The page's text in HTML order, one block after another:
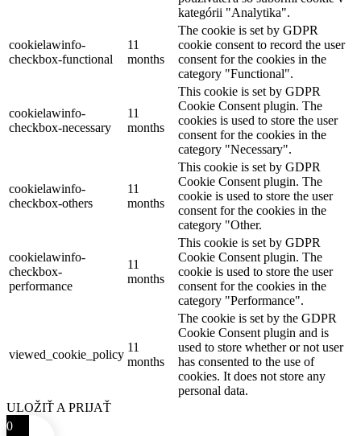
kategórii "Analytika".
cookielawinfo-
checkbox-functional
11
months
The cookie is set by GDPR
cookie consent to record the user
consent for the cookies in the
category "Functional".
cookielawinfo-
checkbox-necessary
11
months
This cookie is set by GDPR
Cookie Consent plugin. The
cookies is used to store the user
consent for the cookies in the
category "Necessary".
cookielawinfo-
checkbox-others
11
months
This cookie is set by GDPR
Cookie Consent plugin. The
cookie is used to store the user
consent for the cookies in the
category "Other.
cookielawinfo-
checkbox-
performance
11
months
This cookie is set by GDPR
Cookie Consent plugin. The
cookie is used to store the user
consent for the cookies in the
category "Performance".
viewed_cookie_policy
11
months
The cookie is set by the GDPR
Cookie Consent plugin and is
used to store whether or not user
has consented to the use of
cookies. It does not store any
personal data.
ULOŽIŤ A PRIJAŤ
0